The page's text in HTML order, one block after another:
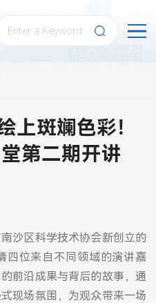
上斑斓色彩！
第二期开讲
沙区科学技术协会新创立的
四位来自不同领域的演讲嘉
前沿成果与背后的故事，通
现场氛围，为观众带来一场